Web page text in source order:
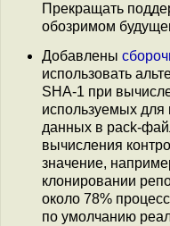
Прекращать
обозримом
Добавлены
использовать
SHA-1 при
используемых для
данных в pack-
вычисления
значение,
клонировании
около 78%
по умолчанию